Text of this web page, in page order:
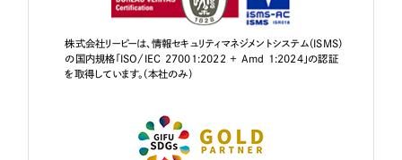
株式会社リーピーは、情報セキュリティマネジメントシステム（ISMS）
の国内規格「ISO/IEC 27001:2022 + Amd 1:2024」の認証
を取得しています。（本社のみ）